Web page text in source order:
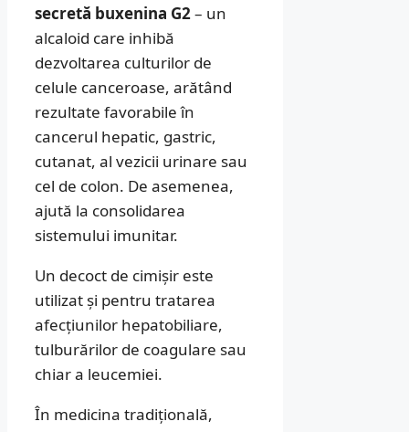
secretă buxenina G2– un
alcaloid care inhibă
dezvoltarea culturilor de
celule canceroase, arătând
rezultate favorabile în
cancerul hepatic, gastric,
cutanat, al vezicii urinare sau
cel de colon. De asemenea,
ajută la consolidarea
sistemului imunitar.
Un decoct de cimișir este
utilizat și pentru tratarea
afecțiunilor hepatobiliare,
tulburărilor de coagulare sau
chiar a leucemiei.
În medicina tradițională,